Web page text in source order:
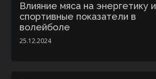
Влияние мяса на энергетику и
спортивные показатели в
волейболе
25.12.2024